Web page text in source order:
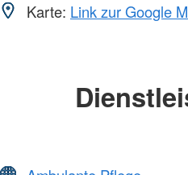
Karte: Link zur Google